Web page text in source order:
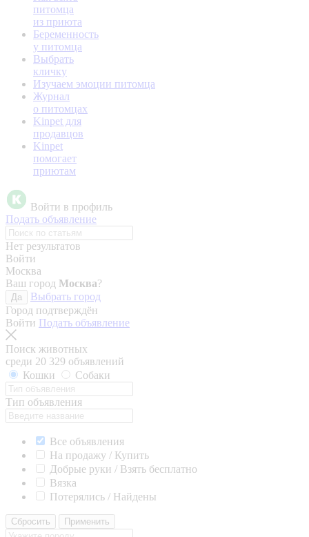
питомца
из приюта
Беременность
у питомца
Выбрать
кличку
Изучаем эмоции питомца
Журнал
о питомцах
Kinpet для
продавцов
Kinpet
помогает
приютам
Войти в профиль
Подать объявление
Нет результатов
Войти
Москва
Ваш город Москва?
Да
Выбрать город
Город подтверждён
Войти Подать объявление
Поиск животных
среди 20 329 объявлений
Кошки
Собаки
Тип объявления
Все объявления
На продажу / Купить
Добрые руки / Взять бесплатно
Вязка
Потерялись / Найдены
Сбросить Применить